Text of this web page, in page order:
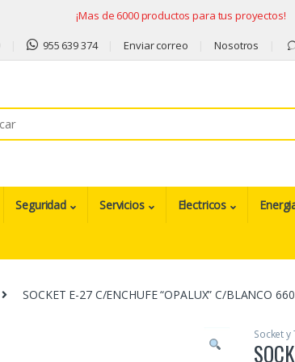
¡Mas de 6000 productos para tus proyectos!
955 639 374 Enviar correo Nosotros
Seguridad Servicios Electricos
SOCKET E-27 C/ENCHUFE “OPALUX” C/BLANCO
Socket y